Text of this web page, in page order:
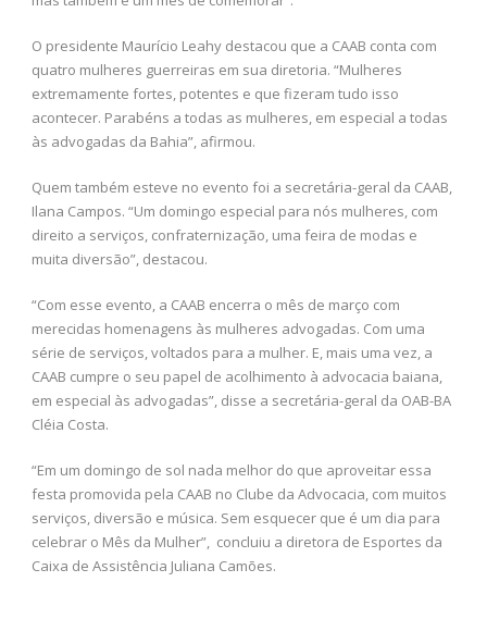
O presidente Maurício Leahy destacou que a CAAB conta com
quatro mulheres guerreiras em sua diretoria. “Mulheres
extremamente fortes, potentes e que fizeram tudo isso
acontecer. Parabéns a todas as mulheres, em especial a todas
às advogadas da Bahia”, afirmou.
Quem também esteve no evento foi a secretária-geral da CAAB,
Ilana Campos. “Um domingo especial para nós mulheres, com
direito a serviços, confraternização, uma feira de modas e
muita diversão”, destacou.
“Com esse evento, a CAAB encerra o mês de março com
merecidas homenagens às mulheres advogadas. Com uma
série de serviços, voltados para a mulher. E, mais uma vez, a
CAAB cumpre o seu papel de acolhimento à advocacia baiana,
em especial às advogadas”, disse a secretária-geral da OAB-BA
Cléia Costa.
“Em um domingo de sol nada melhor do que aproveitar essa
festa promovida pela CAAB no Clube da Advocacia, com muitos
serviços, diversão e música. Sem esquecer que é um dia para
celebrar o Mês da Mulher”, concluiu a diretora de Esportes da
Caixa de Assistência Juliana Camões.